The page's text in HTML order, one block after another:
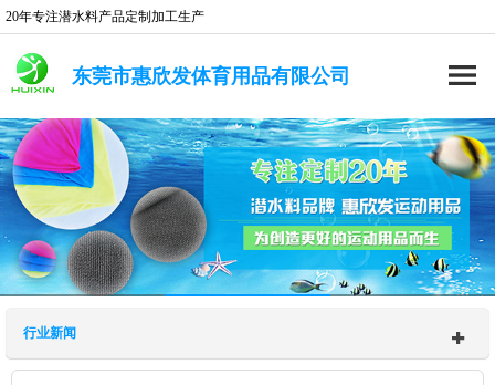
20年专注潜水料产品定制加工生产
东莞市惠欣发体育用品有限公司
行业新闻